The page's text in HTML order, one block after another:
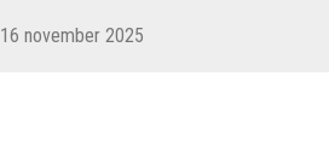
16 november 2025